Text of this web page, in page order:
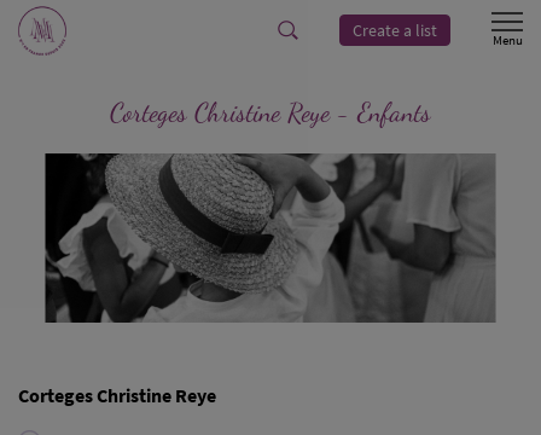
Create a list
Corteges Christine Reye - Enfants
Corteges Christine Reye